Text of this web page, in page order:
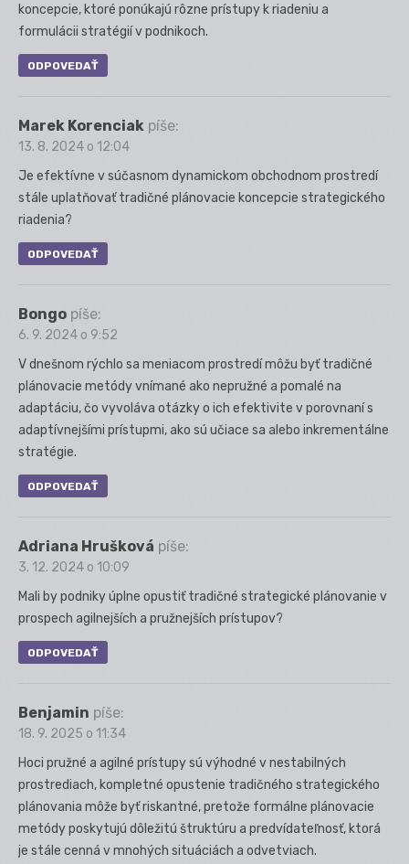
koncepcie, ktoré ponúkajú rôzne prístupy k riadeniu a
formulácii stratégií v podnikoch.
ODPOVEDAŤ
Marek Korenciak píše:
13. 8. 2024 o 12:04
Je efektívne v súčasnom dynamickom obchodnom prostredí
stále uplatňovať tradičné plánovacie koncepcie strategického
riadenia?
ODPOVEDAŤ
Bongo píše:
6. 9. 2024 o 9:52
V dnešnom rýchlo sa meniacom prostredí môžu byť tradičné
plánovacie metódy vnímané ako nepružné a pomalé na
adaptáciu, čo vyvoláva otázky o ich efektivite v porovnaní s
adaptívnejšími prístupmi, ako sú učiace sa alebo inkrementálne
stratégie.
ODPOVEDAŤ
Adriana Hrušková píše:
3. 12. 2024 o 10:09
Mali by podniky úplne opustiť tradičné strategické plánovanie v
prospech agilnejších a pružnejších prístupov?
ODPOVEDAŤ
Benjamin píše:
18. 9. 2025 o 11:34
Hoci pružné a agilné prístupy sú výhodné v nestabilných
prostrediach, kompletné opustenie tradičného strategického
plánovania môže byť riskantné, pretože formálne plánovacie
metódy poskytujú dôležitú štruktúru a predvídateľnosť, ktorá
je stále cenná v mnohých situáciách a odvetviach.